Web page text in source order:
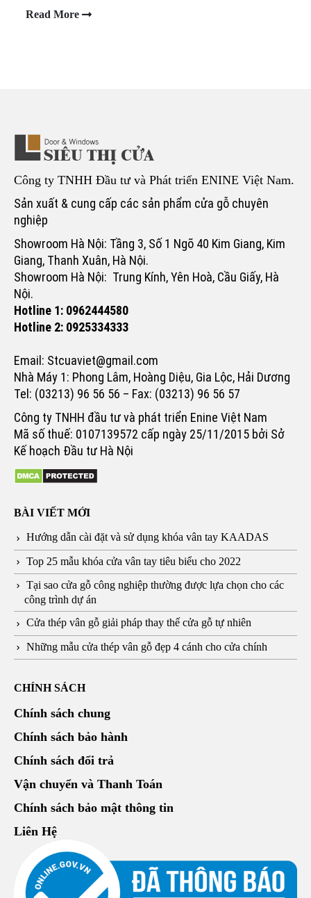
Read More
Công ty TNHH Đầu tư và Phát triển ENINE Việt Nam.
Sản xuất & cung cấp các sản phẩm cửa gỗ chuyên
nghiệp
Showroom Hà Nội: Tầng 3, Số 1 Ngõ 40 Kim Giang, Kim
Giang, Thanh Xuân, Hà Nội.
Showroom Hà Nội: Trung Kính, Yên Hoà, Cầu Giấy, Hà
Nội.
Hotline 1: 0962444580
Hotline 2: 0925334333
Email: Stcuaviet@gmail.com
Nhà Máy 1: Phong Lâm, Hoàng Diệu, Gia Lộc, Hải Dương
Tel: (03213) 96 56 56 – Fax: (03213) 96 56 57
Công ty TNHH đầu tư và phát triển Enine Việt Nam
Mã số thuế: 0107139572 cấp ngày 25/11/2015 bởi Sở
Kế hoạch Đầu tư Hà Nội
BÀI VIẾT MỚI
Hướng dẫn cài đặt và sử dụng khóa vân tay KAADAS
Top 25 mẫu khóa cửa vân tay tiêu biểu cho 2022
Tại sao cửa gỗ công nghiệp thường được lựa chọn cho các
công trình dự án
Cửa thép vân gỗ giải pháp thay thế cửa gỗ tự nhiên
Những mẫu cửa thép vân gỗ đẹp 4 cánh cho cửa chính
CHÍNH SÁCH
Chính sách chung
Chính sách bảo hành
Chính sách đổi trả
Vận chuyển và Thanh Toán
Chính sách bảo mật thông tin
Liên Hệ